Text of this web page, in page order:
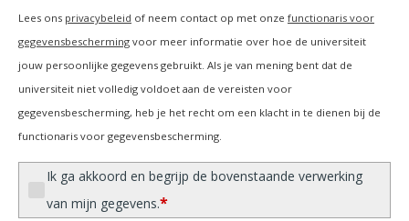
Lees ons privacybeleid of neem contact op met onze functionaris voor
gegevensbescherming voor meer informatie over hoe de universiteit
jouw persoonlijke gegevens gebruikt. Als je van mening bent dat de
universiteit niet volledig voldoet aan de vereisten voor
gegevensbescherming, heb je het recht om een klacht in te dienen bij de
functionaris voor gegevensbescherming.
Ik ga akkoord en begrijp de bovenstaande verwerking
van mijn gegevens.*